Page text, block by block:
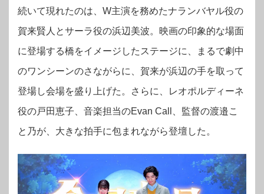
続いて現れたのは、W主演を務めたナランバヤル役の
賀来賢人とサーラ役の浜辺美波。映画の印象的な場面
に登場する橋をイメージしたステージに、まるで劇中
のワンシーンのさながらに、賀来が浜辺の手を取って
登場し会場を盛り上げた。さらに、レオポルディーネ
役の戸田恵子、音楽担当のEvan Call、監督の渡邉こ
と乃が、大きな拍手に包まれながら登壇した。